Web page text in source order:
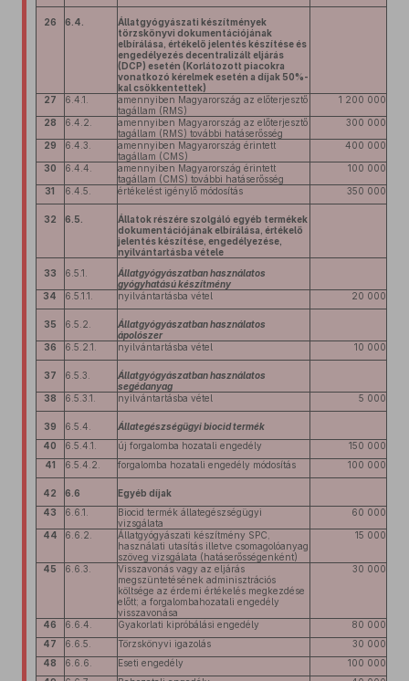
26 6.4.
Állatgyógyászati készítmények
törzskönyvi dokumentációjának
elbírálása, értékelő jelentés készítése és
engedélyezés decentralizált eljárás
(DCP) esetén (Korlátozott piacokra
vonatkozó kérelmek esetén a díjak 50%-
kal csökkentettek)
27
6.4.1.
amennyiben Magyarország az előterjesztő
tagállam (RMS)
1 200 000
28 6.4.2.
amennyiben Magyarország az előterjesztő
tagállam (RMS) további hatáserősség
300 000
29 6.4.3.
amennyiben Magyarország érintett
tagállam (CMS)
400 000
30 6.4.4.
amennyiben Magyarország érintett
tagállam (CMS) további hatáserősség
100 000
31 6.4.5. értékelést igénylő módosítás 350 000
32 6.5.
Állatok részére szolgáló egyéb termékek
dokumentációjának elbírálása, értékelő
jelentés készítése, engedélyezése,
nyilvántartásba vétele
33
6.5.1.
Állatgyógyászatban használatos
gyógyhatású készítmény
34
6.5.1.1. nyilvántartásba vétel 20 000
35 6.5.2.
Állatgyógyászatban használatos
ápolószer
36
6.5.2.1. nyilvántartásba vétel 10 000
37 6.5.3.
Állatgyógyászatban használatos
segédanyag
38
6.5.3.1. nyilvántartásba vétel 5 000
39 6.5.4.
Állategészségügyi biocid termék
40
6.5.4.1. új forgalomba hozatali engedély
150 000
41
6.5.4.2. forgalomba hozatali engedély módosítás 100 000
42 6.6
Egyéb díjak
43
6.6.1.
Biocid termék állategészségügyi
vizsgálata
60 000
44 6.6.2.
Állatgyógyászati készítmény SPC,
használati utasítás illetve csomagolóanyag
szöveg vizsgálata (hatáserősségenként)
15 000
45 6.6.3.
Visszavonás vagy az eljárás
megszüntetésének adminisztrációs
költsége az érdemi értékelés megkezdése
előtt; a forgalombahozatali engedély
visszavonása
30 000
46 6.6.4. Gyakorlati kipróbálási engedély
80 000
47
6.6.5. Törzskönyvi igazolás
30 000
48
6.6.6. Eseti engedély
100 000